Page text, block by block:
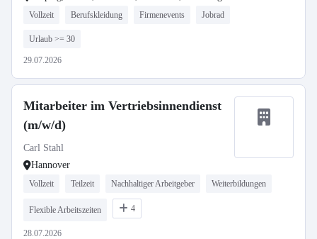
Vollzeit Berufskleidung Firmenevents Jobrad
Urlaub >= 30
29.07.2026
Mitarbeiter im Vertriebsinnendienst
(m/w/d)
Carl Stahl
Hannover
Vollzeit Teilzeit Nachhaltiger Arbeitgeber Weiterbildungen
Flexible Arbeitszeiten 4
28.07.2026